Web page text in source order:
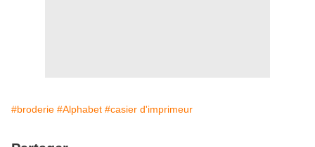
#broderie #Alphabet #casier d'imprimeur